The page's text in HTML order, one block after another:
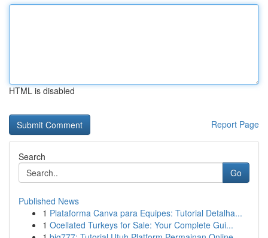
HTML is disabled
Report Page
Search
Go
Published News
1 Plataforma Canva para Equipes: Tutorial Detalha...
1 Ocellated Turkeys for Sale: Your Complete Gui...